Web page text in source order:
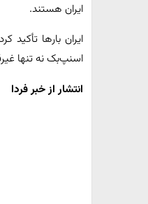
ایران هستند.
ایران بارها
اسنپ‌بک نه تنها
انتشار از خبر فردا